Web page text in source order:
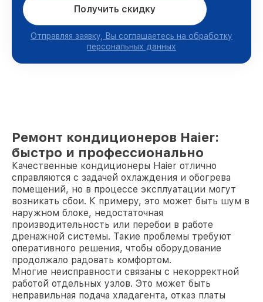
Получить скидку
Отправляя заявку, Вы соглашаетесь на обработку
персональных данных
Ремонт кондиционеров Haier:
быстро и профессионально
Качественные кондиционеры Haier отлично
справляются с задачей охлаждения и обогрева
помещений, но в процессе эксплуатации могут
возникать сбои. К примеру, это может быть шум в
наружном блоке, недостаточная
производительность или перебои в работе
дренажной системы. Такие проблемы требуют
оперативного решения, чтобы оборудование
продолжало радовать комфортом.
Многие неисправности связаны с некорректной
работой отдельных узлов. Это может быть
неправильная подача хладагента, отказ платы